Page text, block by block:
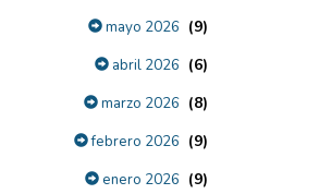
mayo 2026 (9)
abril 2026 (6)
marzo 2026 (8)
febrero 2026 (9)
enero 2026 (9)